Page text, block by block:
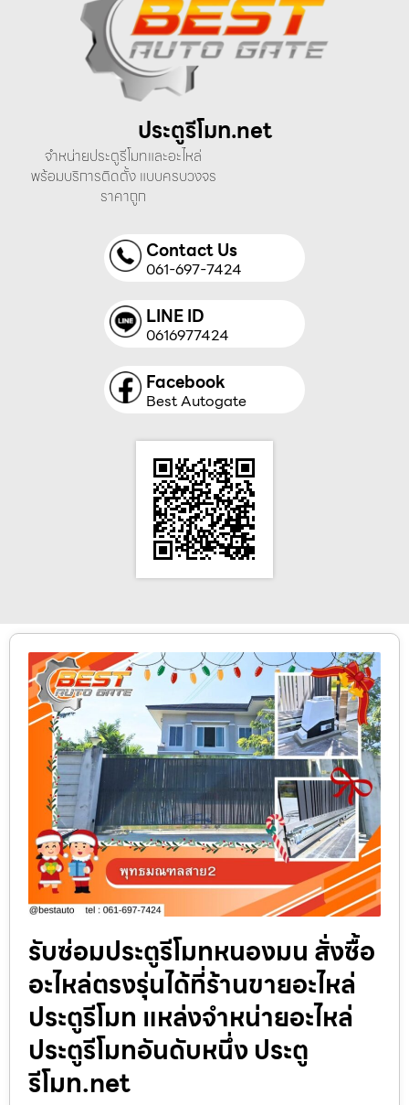
ประตูรีโมท.net
จำหน่ายประตูรีโมทและอะไหล่
พร้อมบริการติดตั้ง แบบครบวงจร
ราคาถูก
Contact Us
061-697-7424
LINE ID
0616977424
Facebook
Best Autogate
รับซ่อมประตูรีโมทหนองมน สั่งซื้อ
อะไหล่ตรงรุ่นได้ที่ร้านขายอะไหล่
ประตูรีโมท แหล่งจำหน่ายอะไหล่
ประตูรีโมทอันดับหนึ่ง ประตู
รีโมท.net